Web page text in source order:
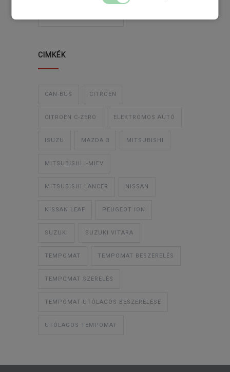
CIMKÉK
CAN-BUS CITROËN
CITROËN C-ZERO ELEKTROMOS AUTÓ
ISUZU MAZDA 3 MITSUBISHI
MITSUBISHI I-MIEV
MITSUBISHI LANCER NISSAN
NISSAN LEAF PEUGEOT ION
SUZUKI SUZUKI VITARA
TEMPOMAT TEMPOMAT BESZERELÉS
TEMPOMAT SZERELÉS
TEMPOMAT UTÓLAGOS BESZERELÉSE
UTÓLAGOS TEMPOMAT